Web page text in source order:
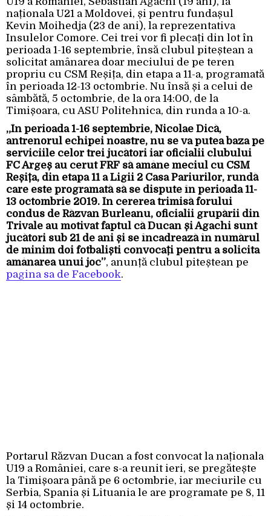
naționala U21 a Moldovei, și pentru fundașul
Kevin Moihedja (23 de ani), la reprezentativa
Insulelor Comore. Cei trei vor fi plecați din lot în
perioada 1-16 septembrie, însă clubul piteștean a
solicitat amânarea doar meciului de pe teren
propriu cu CSM Reșița, din etapa a 11-a, programată
în perioada 12-13 octombrie. Nu însă și a celui de
sâmbătă, 5 octombrie, de la ora 14:00, de la
Timișoara, cu ASU Politehnica, din runda a 10-a.
„În perioada 1-16 septembrie, Nicolae Dică,
antrenorul echipei noastre, nu se va putea baza pe
serviciile celor trei jucători iar oficialii clubului
FC Argeș au cerut FRF să amâne meciul cu CSM
Reșița, din etapa 11 a Ligii 2 Casa Pariurilor, rundă
care este programată să se dispute în perioada 11-
13 octombrie 2019. În cererea trimisă forului
condus de Răzvan Burleanu, oficialii grupării din
Trivale au motivat faptul că Ducan și Agachi sunt
jucători sub 21 de ani și se încadrează în numărul
de minim doi fotbaliști convocați pentru a solicita
amânarea unui joc”, anunță clubul piteștean pe
pagina sa de Facebook.
Portarul Răzvan Ducan a fost convocat la naționala
U19 a României, care s-a reunit ieri, se pregătește
la Timișoara până pe 6 octombrie, iar meciurile cu
Serbia, Spania și Lituania le are programate pe 8, 11
și 14 octombrie.